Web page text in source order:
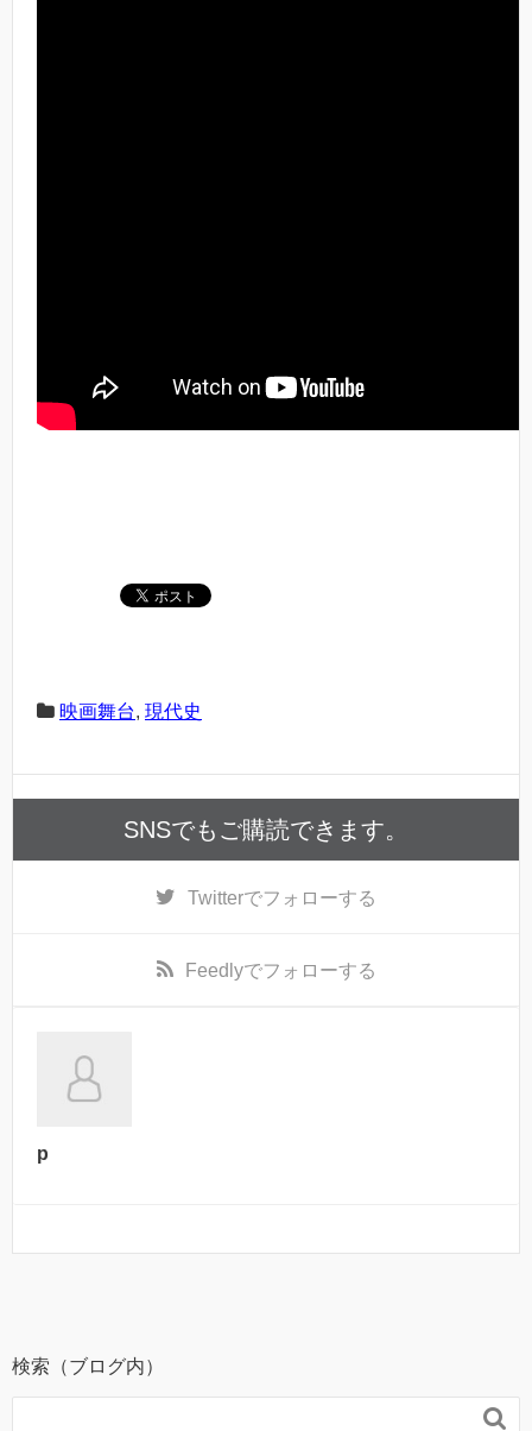
映画舞台, 現代史
SNSでもご購読できます。
Twitterでフォローする
Feedlyでフォローする
p
検索（ブログ内）
